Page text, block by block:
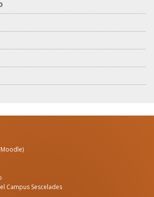
Campus Sescelades